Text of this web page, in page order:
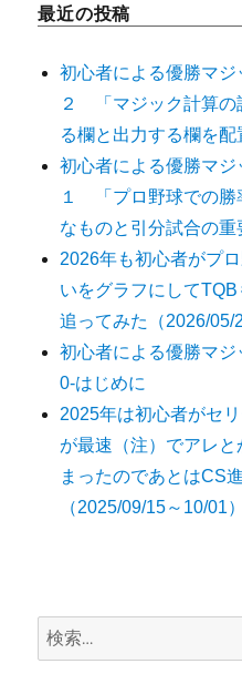
最近の投稿
初心者による優勝マ
２ 「マジック計算
る欄と出力する欄を配
初心者による優勝マ
１ 「プロ野球での
なものと引分試合の重
2026年も初心者がプ
いをグラフにして
追ってみた（2026/05/
初心者による優勝マ
0-はじめに
2025年は初心者がセ
が最速（注）でアレ
まったのであとはCS
（2025/09/15～10/01）
検
索: